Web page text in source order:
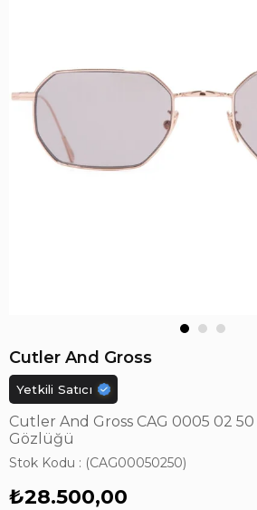
Cutler And Gross
Yetkili Satıcı
Cutler And Gross CAG 0005 02
Gözlüğü
Stok Kodu (CAG00050250)
₺28.500,00